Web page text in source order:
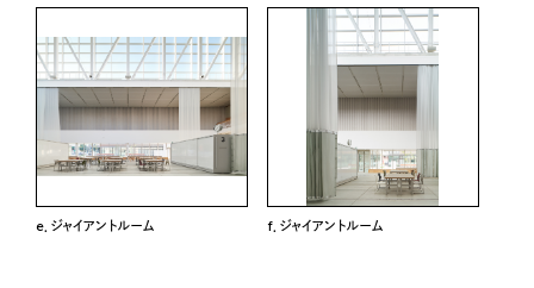
e．ジャイアントルーム f．ジャイアントルーム